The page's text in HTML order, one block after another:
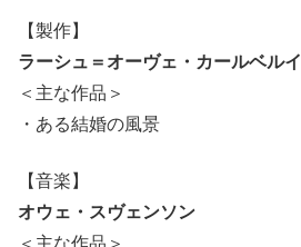
【製作】
ラーシュ＝オーヴェ・カールベルイ
＜主な作品＞
・ある結婚の風景
【音楽】
オウェ・スヴェンソン
＜主な作品＞